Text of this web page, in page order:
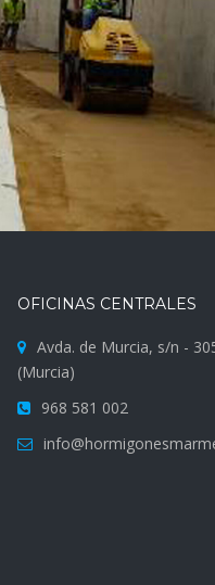
OFICINAS CENTRALES
Avda. de Murcia, s/n -
(Murcia)
968 581 002